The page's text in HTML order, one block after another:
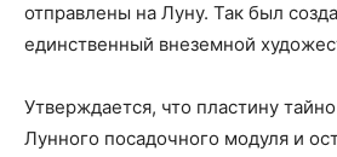
отправлены на Луну. Так был
единственный внеземной
Утверждается, что пластину
Лунного посадочного модуля и